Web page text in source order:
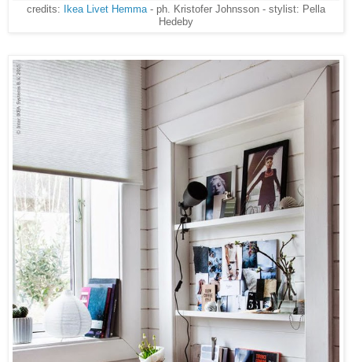
credits: Ikea Livet Hemma- ph. Kristofer Johnsson - stylist: Pella
Hedeby